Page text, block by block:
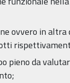
ovvero in altra
pieno da